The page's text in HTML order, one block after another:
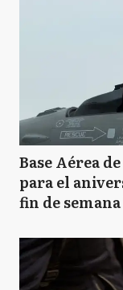
Base Aérea
para el
fin de